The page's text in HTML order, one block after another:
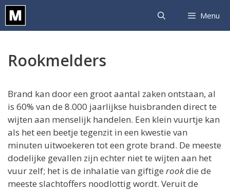
Ga
naar
de
Menu
Rookmelders
Brand kan door een groot aantal zaken ontstaan, al
is 60% van de 8.000 jaarlijkse huisbranden direct te
wijten aan menselijk handelen. Een klein vuurtje kan
als het een beetje tegenzit in een kwestie van
minuten uitwoekeren tot een grote brand. De meeste
dodelijke gevallen zijn echter niet te wijten aan het
vuur zelf; het is de inhalatie van giftige rookdie de
meeste slachtoffers noodlottig wordt. Veruit de